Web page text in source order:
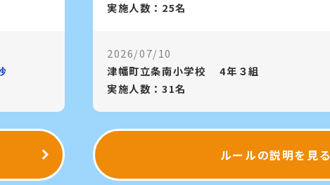
実施人数：25名
2026/07/10
津幡町立条南小学校
4年３組
実施人数：31名
ルールの説明を見る